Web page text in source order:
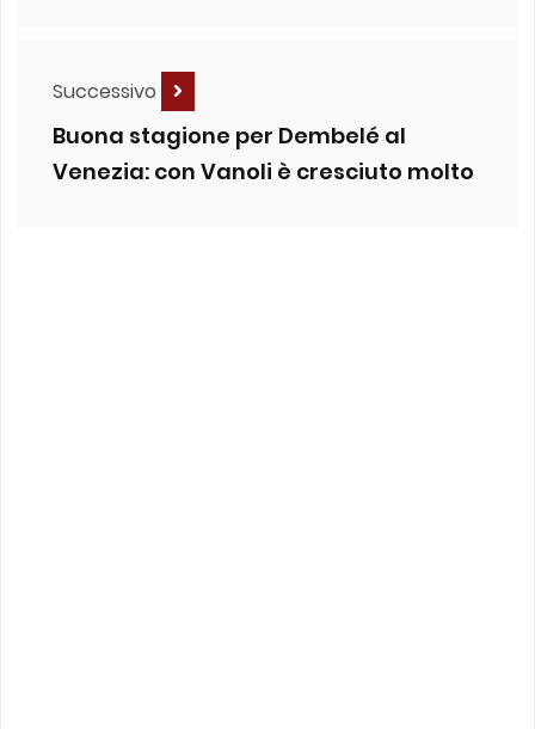
Successivo
Buona stagione per Dembelé al
Venezia: con Vanoli è cresciuto molto